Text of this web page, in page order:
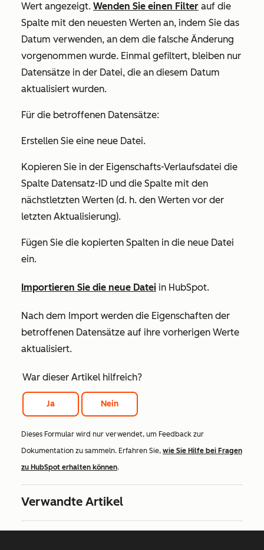
Wert angezeigt. Wenden Sie einen Filter auf die
Spalte mit den neuesten Werten an, indem Sie das
Datum verwenden, an dem die falsche Änderung
vorgenommen wurde. Einmal gefiltert, bleiben nur
Datensätze in der Datei, die an diesem Datum
aktualisiert wurden.
Für die betroffenen Datensätze:
Erstellen Sie eine neue Datei.
Kopieren Sie in der Eigenschafts-Verlaufsdatei die
Spalte Datensatz-ID und die Spalte mit den
nächstletzten Werten (d. h. den Werten vor der
letzten Aktualisierung).
Fügen Sie die kopierten Spalten in die neue Datei
ein.
Importieren Sie die neue Datei in HubSpot.
Nach dem Import werden die Eigenschaften der
betroffenen Datensätze auf ihre vorherigen Werte
aktualisiert.
War dieser Artikel hilfreich?
Ja Nein
Dieses Formular wird nur verwendet, um Feedback zur
Dokumentation zu sammeln. Erfahren Sie, wie Sie Hilfe bei Fragen
zu HubSpot erhalten können.
Verwandte Artikel